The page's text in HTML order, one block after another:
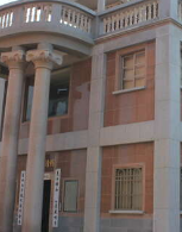
無論是想要探索